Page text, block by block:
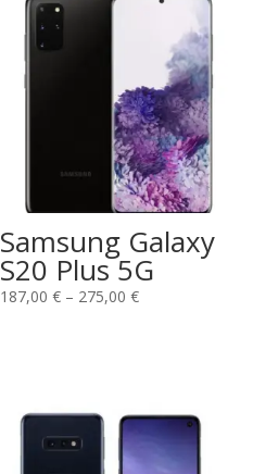
Samsung Galaxy
S20 Plus 5G
187,00 € – 275,00 €